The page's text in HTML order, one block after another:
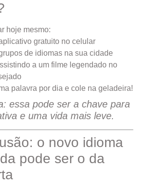
hoje mesmo:
gratuito no celular
de idiomas na sua cidade
a um filme legendado no
palavra por dia e cole na geladeira!
essa pode ser a chave para
e uma vida mais leve.
o novo idioma
pode ser o da